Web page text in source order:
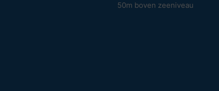
50m boven zeeniveau